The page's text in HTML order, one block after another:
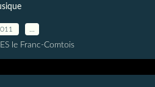
le Franc-Comtois